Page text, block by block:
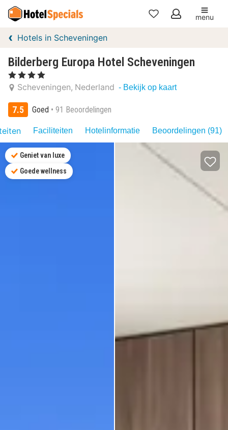
Mijn
menu
Hotels in Scheveningen
Bilderberg Europa Hotel Scheveningen
, 4 Sterren
Scheveningen Nederland - Bekijk op kaart
7.5 Goed 91 Beoordelingen
Faciliteiten Hotelinformatie Beoordelingen (91)
Geniet van luxe
Goede wellness